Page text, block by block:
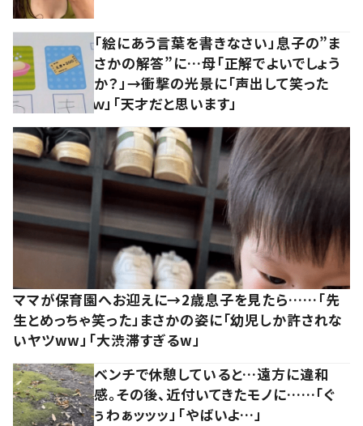
「絵にあう言葉を書きなさい」息子の”ま
さかの解答”に…母「正解でよいでしょう
か？」→衝撃の光景に「声出して笑った
ｗ」「天才だと思います」
ママが保育園へお迎えに→2歳息子を見たら……「先
生とめっちゃ笑った」まさかの姿に「幼児しか許されな
いヤツww」「大渋滞すぎるw」
ベンチで休憩していると…遠方に違和
感。その後、近付いてきたモノに……「ぐ
ぅわぁッッッ」「やばいよ…」